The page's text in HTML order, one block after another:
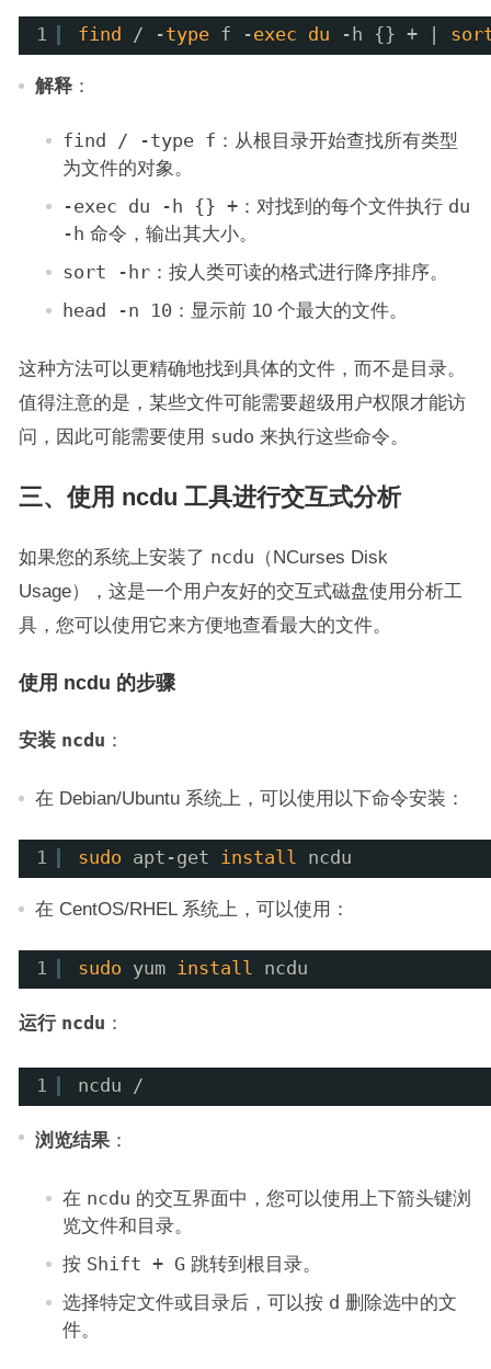
1 find / -type f -exec du -h {} + |
解释：
find / -type f ：从根目录开始查找所有类型
为文件的对象。
-exec du -h {} +：对找到的每个文件执行 du
-h 命令，输出其大小。
sort -hr：按人类可读的格式进行降序排序。
head -n 10 ：显示前 10 个最大的文件。
这种方法可以更精确地找到具体的文件，而不是目录。
值得注意的是，某些文件可能需要超级用户权限才能访
问，因此可能需要使用 sudo 来执行这些命令。
三、使用 ncdu 工具进行交互式分析
如果您的系统上安装了 ncdu （NCurses Disk
Usage），这是一个用户友好的交互式磁盘使用分析工
具，您可以使用它来方便地查看最大的文件。
使用 ncdu 的步骤
安装 ncdu ：
在 Debian/Ubuntu 系统上，可以使用以下命令安装：
1 sudo apt-get install ncdu
在 CentOS/RHEL 系统上，可以使用：
1 sudo yum install ncdu
运行 ncdu ：
1 ncdu /
浏览结果：
在 ncdu 的交互界面中，您可以使用上下箭头键浏
览文件和目录。
按 Shift + G跳转到根目录。
选择特定文件或目录后，可以按 d 删除选中的文
件。